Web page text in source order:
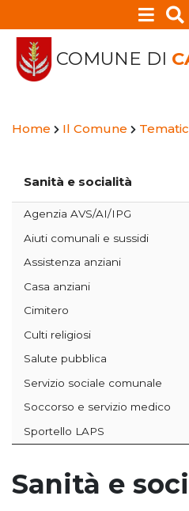
COMUNE DI
Home Il Comune
Sanità e socialità
Agenzia AVS/AI/IPG
Aiuti comunali e sussidi
Assistenza anziani
Casa anziani
Cimitero
Culti religiosi
Salute pubblica
Servizio sociale comunale
Soccorso e servizio medico
Sportello LAPS
Sanità e